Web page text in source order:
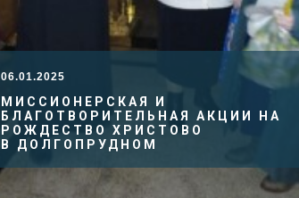
06.01.2025
МИССИОНЕРСКАЯ И
БЛАГОТВОРИТЕЛЬНАЯ АКЦИИ НА
РОЖДЕСТВО ХРИСТОВО
В ДОЛГОПРУДНОМ